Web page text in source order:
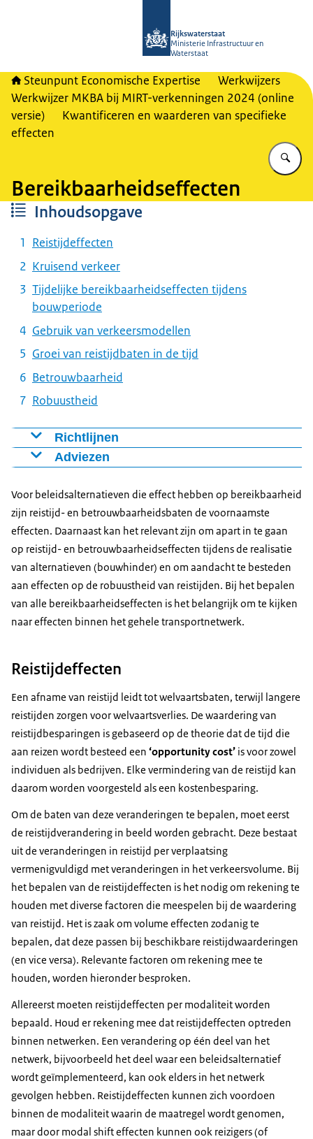
Rijkswaterstaat
Ministerie Infrastructuur en
Waterstaat
Steunpunt Economische Expertise
Werkwijzers
Werkwijzer MKBA bij MIRT-verkenningen 2024 (online
versie)
Kwantificeren en waarderen van specifieke
effecten
Bereikbaarheidseffecten
Inhoudsopgave
Reistijdeffecten
Kruisend verkeer
Tijdelijke bereikbaarheidseffecten tijdens
bouwperiode
Gebruik van verkeersmodellen
Groei van reistijdbaten in de tijd
Betrouwbaarheid
Robuustheid
Richtlijnen
Bereken de bereikbaarheidseffecten van
met het Nederlands Regionaal Model (NRM). Dit is
verplicht in de MIRT verkenningsfase. RWS heeft een
Kosten-baten(KBA)-tool ontwikkeld om de reistijd-,
de reisafstand- en de betrouwbaarheidseffecten te
berekenen. Deze KBA-tool is een op zichzelf staand
instrument en sluit aan op het NRM. Het gebruik van
de KBA-tool is eveneens verplicht in de MIRT-
verkenningsfase.
groeicijfersvan het verkeer en de verliestijd die op
deze website zijn gepubliceerd. Houd de groei
constant na het laatste zichtjaar dat gebruikt wordt in
het NRM. Voor bus, tram, metro, fiets, binnenvaart,
spoor kan worden uitgegaan van de ontwikkeling
van het verkeersvolume in de toekomstscenario’s
Adviezen
modelanalyses als het naar verwachting om een
belangrijk effect gaat.
Voor beleidsalternatieven die effect hebben op bereikbaarheid
zijn reistijd- en betrouwbaarheidsbaten de voornaamste
effecten. Daarnaast kan het relevant zijn om apart in te gaan
op reistijd- en betrouwbaarheidseffecten tijdens de realisatie
van alternatieven (bouwhinder) en om aandacht te besteden
aan effecten op de robuustheid van reistijden. Bij het bepalen
van alle bereikbaarheidseffecten is het belangrijk om te kijken
naar effecten binnen het gehele transportnetwerk.
Reistijdeffecten
Een afname van reistijd leidt tot welvaartsbaten, terwijl langere
reistijden zorgen voor welvaartsverlies. De waardering van
reistijdbesparingen is gebaseerd op de theorie dat de tijd die
aan reizen wordt besteed een ‘opportunity cost’ is voor zowel
individuen als bedrijven. Elke vermindering van de reistijd kan
daarom worden voorgesteld als een kostenbesparing.
Om de baten van deze veranderingen te bepalen, moet eerst
de reistijdverandering in beeld worden gebracht. Deze bestaat
uit de veranderingen in reistijd per verplaatsing
vermenigvuldigd met veranderingen in het verkeersvolume. Bij
het bepalen van de reistijdeffecten is het nodig om rekening te
houden met diverse factoren die meespelen bij de waardering
van reistijd. Het is zaak om volume effecten zodanig te
bepalen, dat deze passen bij beschikbare reistijdwaarderingen
(en vice versa). Relevante factoren om rekening mee te
houden, worden hieronder besproken.
Allereerst moeten reistijdeffecten per modaliteit worden
bepaald. Houd er rekening mee dat reistijdeffecten optreden
binnen netwerken. Een verandering op één deel van het
netwerk, bijvoorbeeld het deel waar een beleidsalternatief
wordt geïmplementeerd, kan ook elders in het netwerk
gevolgen hebben. Reistijdeffecten kunnen zich voordoen
binnen de modaliteit waarin de maatregel wordt genomen,
maar door modal shift effecten kunnen ook reizigers (of